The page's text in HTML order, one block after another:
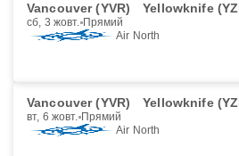
Vancouver (YVR) Yellowknife
сб, 3 жовт. Прямий
Air North
Vancouver (YVR) Yellowknife
вт, 6 жовт. Прямий
Air North